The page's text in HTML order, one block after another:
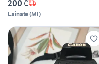
200 €
Lainate(MI)